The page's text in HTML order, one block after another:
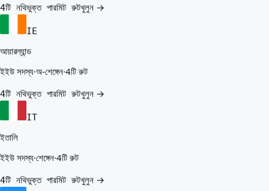
4টি নথিভুক্ত পারমিট রুটখুলুন →
IE
আয়ারল্যান্ড
ইইউ সদস্য·অ-শেঙ্গেন·4টি রুট
4টি নথিভুক্ত পারমিট রুটখুলুন →
IT
ইতালি
ইইউ সদস্য·শেঙ্গেন·4টি রুট
4টি নথিভুক্ত পারমিট রুটখুলুন →